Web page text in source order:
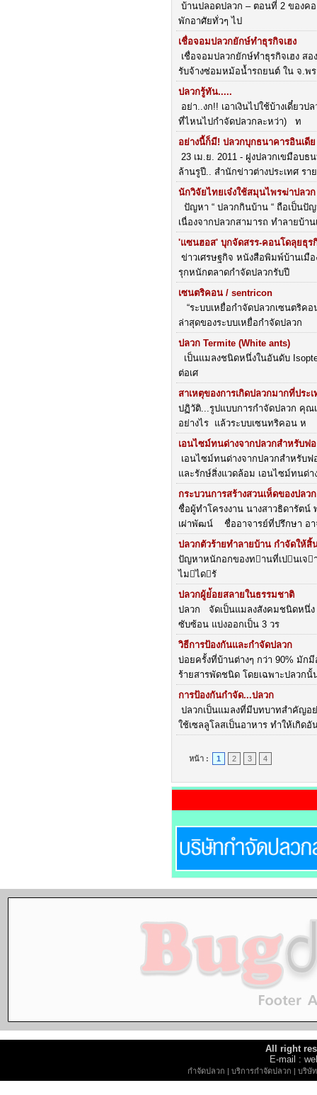
บ้านปลอดปลวก – ตอนที่ 2 ของค
พักอาศัยทั่วๆ ไป
เชื่อจอมปลวกยักษ์ทำธุรกิจเฮง
เชื่อจอมปลวกยักษ์ทำธุรกิจเฮง ส
รับจ้างซ่อมหม้อน้ำรถยนต์ ใน จ.พ
ปลวกรู้ทัน.....
อย่า..งก!! เอาเงินไปใช้บ้างเดี๋ยว
ที่ไหนไปกำจัดปลวกละหว่า) ท
อย่างนี้ก็มี! ปลวกบุกธนาคารอินเดี
23 เม.ย. 2011 - ฝูงปลวกเขมือบธ
ล้านรูปี.. สำนักข่าวต่างประเทศ รา
นักวิจัยไทยเจ๋งใช้สมุนไพรฆ่าปลว
ปัญหา “ ปลวกกินบ้าน “ ถือเป็น
เนื่องจากปลวกสามารถ ทำลายบ้าน
'แซนฮอส' บุกจัดสรร-คอนโดลุยธุร
ข่าวเศรษฐกิจ หนังสือพิมพ์บ้านเมื
รุกหนักตลาดกำจัดปลวกรับปี
เซนตริคอน / sentricon
“ระบบเหยื่อกำจัดปลวกเซนตริคอ
ล่าสุดของระบบเหยื่อกำจัดปลวก
ปลวก Termite (White ants)
เป็นแมลงชนิดหนึ่งในอันดับ
ต่อเศ
สาเหตุของการเกิดปลวกมากที่ประ
ปฏิวัติ...รูปแบบการกำจัดปลวก คุณ
อย่างไร แล้วระบบเซนทริคอน ห
เอนไซม์ทนด่างจากปลวกสำหรับฟ
เอนไซม์ทนด่างจากปลวกสำหรับ
และรักษ์สิ่งแวดล้อม เอนไซม์ทนด่า
กระบวนการสร้างสวนเห็ดของปลวก
ชื่อผู้ทำโครงงาน นางสาวธิดารัต
เผ่าพัฒน์ ชื่ออาจารย์ที่ปรึกษา อา
ปลวกตัวร้ายทำลายบ้าน กำจัดให้สิ้
ปัญหาหนักอกของทานที่เปนเจ
ไมไดรั
ปลวกผู้ย่้อยสลายในธรรมชาติ
ปลวก จัดเป็นแมลงสังคมชนิดหนึ่ง
ซับซ้อน แบ่งออกเป็น 3 วร
วิธีการป้องกันและกำจัดปลวก
บ่อยครั้งที่บ้านต่างๆ กว่า 90% มัก
ร้ายสารพัดชนิด โดยเฉพาะปลวก
การป้องกันกำจัด...ปลวก
ปลวกเป็นแมลงที่มีบทบาทสำคัญอ
ใช้เซลลูโลสเป็นอาหาร ทำให้เกิดอั
หน้า : 1 2 3 4
All right
E-mail :
กำจัดปลวก |บริการกำจัดปลวก |บริษั